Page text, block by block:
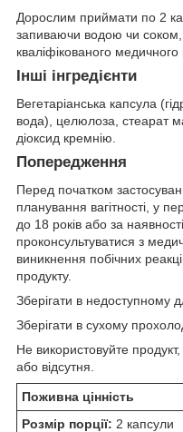
Дорослим приймати по 2
запиваючи водою чи соком,
кваліфікованого медичного
Інші інгредієнти
Вегетаріанська капсула
вода), целюлоза, стеарат
діоксид кремнію.
Попередження
Перед початком
планування вагітності, у
до 18 років або за
проконсультуватися з
виникнення побічних
продукту.
Зберігати в недоступному
Зберігати в сухому
Не використовуйте
або відсутня.
Поживна цінність
Розмір порції: 2 капсули